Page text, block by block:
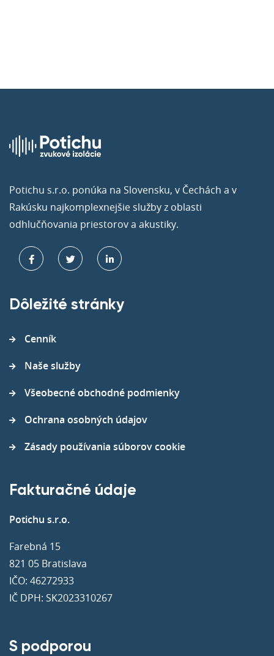
Potichu s.r.o. ponúka na Slovensku, v Čechách a v
Rakúsku najkomplexnejšie služby z oblasti
odhlučňovania priestorov a akustiky.
Dôležité stránky
Cenník
Naše služby
Všeobecné obchodné podmienky
Ochrana osobných údajov
Zásady používania súborov cookie
Fakturačné údaje
Potichu s.r.o.
Farebná 15
821 05 Bratislava
IČO: 46272933
IČ DPH: SK2023310267
S podporou